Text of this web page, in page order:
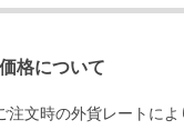
格について
注文時の外貨レートによ